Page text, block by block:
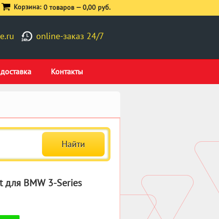
online-заказ 24/7
Контакты
Корзина: 0 товаров —0,00 руб.
BMW 3-Series